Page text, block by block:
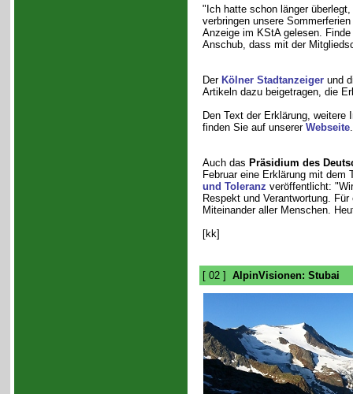
"Ich hatte schon länger
verbringen unsere
Anzeige im KStA gelesen.
Anschub, dass mit der
Der Kölner Stadtanzeigerund
Artikeln dazu beigetragen, die
Den Text der Erklärung,
finden Sie auf unserer Webseite.
Auch das Präsidium des
Februar eine Erklärung mit dem
und Toleranz veröffentlicht:
Respekt und Verantwortung.
Miteinander aller Menschen.
[kk]
[ 02 ] AlpinVisionen: Stubai